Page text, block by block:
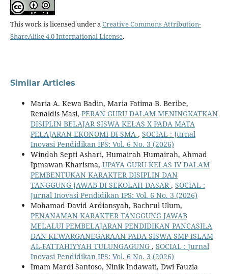
This work is licensed under aCreative Commons Attribution-
ShareAlike 4.0 International License.
Similar Articles
Maria A. Kewa Badin, Maria Fatima B. Beribe,
Renaldis Masi, PERAN GURU DALAM MENINGKATKAN
DISIPLIN BELAJAR SISWA KELAS X PADA MATA
PELAJARAN EKONOMI DI SMA , SOCIAL : Jurnal
Inovasi Pendidikan IPS: Vol. 6 No. 3 (2026)
Windah Septi Ashari, Humairah Humairah, Ahmad
Ipmawan Kharisma, UPAYA GURU KELAS IV DALAM
PEMBENTUKAN KARAKTER DISIPLIN DAN
TANGGUNG JAWAB DI SEKOLAH DASAR, SOCIAL :
Jurnal Inovasi Pendidikan IPS: Vol. 6 No. 3 (2026)
Mohamad David Ardiansyah, Bachrul Ulum,
PENANAMAN KARAKTER TANGGUNG JAWAB
MELALUI PEMBELAJARAN PENDIDIKAN PANCASILA
DAN KEWARGANEGARAAN PADA SISWA SMP ISLAM
AL-FATTAHIYYAH TULUNGAGUNG , SOCIAL : Jurnal
Inovasi Pendidikan IPS: Vol. 6 No. 3 (2026)
Imam Mardi Santoso, Ninik Indawati, Dwi Fauzia